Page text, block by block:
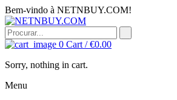
Bem-vindo à NETNBUY.COM!
0 Cart /€0.00
Sorry, nothing in cart.
Menu